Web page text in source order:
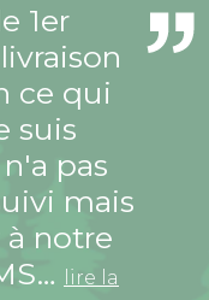
1er
ce qui
suis
pas
mais
notre
lire la